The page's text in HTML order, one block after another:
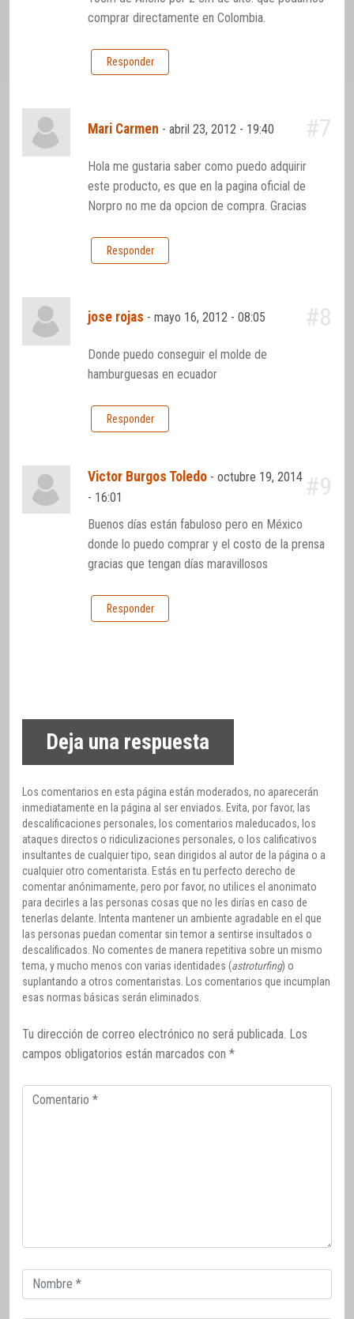
comprar directamente en Colombia.
Responder
Mari Carmen -abril 23, 2012 - 19:40 #7
Hola me gustaria saber como puedo adquirir
este producto, es que en la pagina oficial de
Norpro no me da opcion de compra. Gracias
Responder
jose rojas -mayo 16, 2012 - 08:05 #8
Donde puedo conseguir el molde de
hamburguesas en ecuador
Responder
Victor Burgos Toledo -octubre 19, 2014
- 16:01
#9
Buenos días están fabuloso pero en México
donde lo puedo comprar y el costo de la prensa
gracias que tengan días maravillosos
Responder
Deja una respuesta
Los comentarios en esta página están moderados, no aparecerán
inmediatamente en la página al ser enviados. Evita, por favor, las
descalificaciones personales, los comentarios maleducados, los
ataques directos o ridiculizaciones personales, o los calificativos
insultantes de cualquier tipo, sean dirigidos al autor de la página o a
cualquier otro comentarista. Estás en tu perfecto derecho de
comentar anónimamente, pero por favor, no utilices el anonimato
para decirles a las personas cosas que no les dirías en caso de
tenerlas delante. Intenta mantener un ambiente agradable en el que
las personas puedan comentar sin temor a sentirse insultados o
descalificados. No comentes de manera repetitiva sobre un mismo
tema, y mucho menos con varias identidades (astroturfing) o
suplantando a otros comentaristas. Los comentarios que incumplan
esas normas básicas serán eliminados.
Tu dirección de correo electrónico no será publicada. Los
campos obligatorios están marcados con *
Comentario
Correo
electrónico